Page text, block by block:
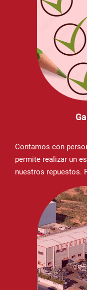
Contamos con
permite realizar un
nuestros repuestos.